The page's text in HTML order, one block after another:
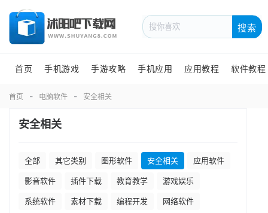
搜索
首页 手机游戏 手游攻略 手机应用 应用教程 软件教程
首页 电脑软件 安全相关
安全相关
全部 其它类别 图形软件 安全相关 应用软件
影音软件 插件下载 教育教学 游戏娱乐
系统软件 素材下载 编程开发 网络软件